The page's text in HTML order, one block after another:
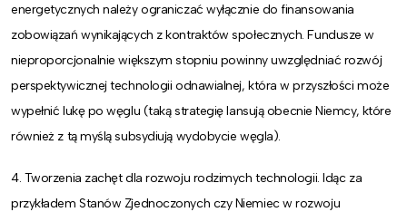
energetycznych należy ograniczać wyłącznie do finansowania
zobowiązań wynikających z kontraktów społecznych. Fundusze w
nieproporcjonalnie większym stopniu powinny uwzględniać rozwój
perspektywicznej technologii odnawialnej, która w przyszłości może
wypełnić lukę po węglu (taką strategię lansują obecnie Niemcy, które
również z tą myślą subsydiują wydobycie węgla).
4. Tworzenia zachęt dla rozwoju rodzimych technologii. Idąc za
przykładem Stanów Zjednoczonych czy Niemiec w rozwoju